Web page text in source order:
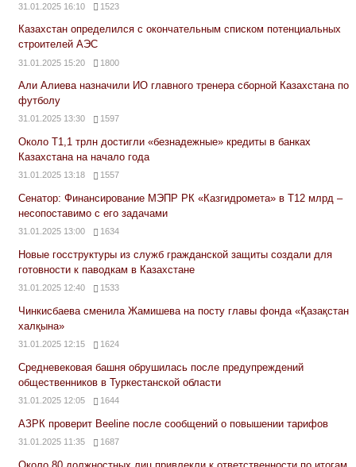
31.01.2025 16:10 1523
Казахстан определился с окончательным списком потенциальных
строителей АЭС
31.01.2025 15:20 1800
Али Алиева назначили ИО главного тренера сборной Казахстана по
футболу
31.01.2025 13:30 1597
Около Т1,1 трлн достигли «безнадежные» кредиты в банках
Казахстана на начало года
31.01.2025 13:18 1557
Сенатор: Финансирование МЭПР РК «Казгидромета» в Т12 млрд –
несопоставимо с его задачами
31.01.2025 13:00 1634
Новые госструктуры из служб гражданской защиты создали для
готовности к паводкам в Казахстане
31.01.2025 12:40 1533
Чинкисбаева сменила Жамишева на посту главы фонда «Қазақстан
халқына»
31.01.2025 12:15 1624
Средневековая башня обрушилась после предупреждений
общественников в Туркестанской области
31.01.2025 12:05 1644
АЗРК проверит Beeline после сообщений о повышении тарифов
31.01.2025 11:35 1687